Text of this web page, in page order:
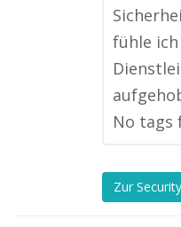
fühle
No tags
Zur